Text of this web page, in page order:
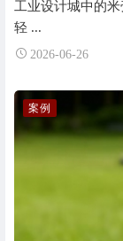
工业设计城中的
轻 ...
2026-06-26
案例